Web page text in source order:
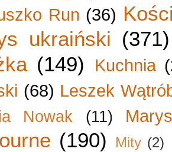
Run (36)
ukraiński (371)
(149) Kuchnia
(68) Leszek
Nowak (11)
(190) Mity (2)